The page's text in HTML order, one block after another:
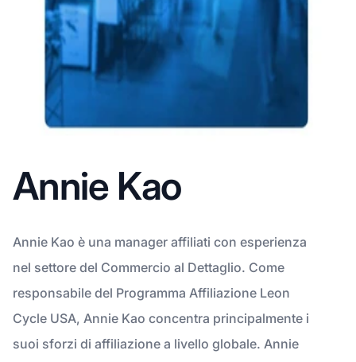
Annie Kao
Annie Kao è una manager affiliati con esperienza
nel settore del Commercio al Dettaglio. Come
responsabile del Programma Affiliazione Leon
Cycle USA, Annie Kao concentra principalmente i
suoi sforzi di affiliazione a livello globale. Annie